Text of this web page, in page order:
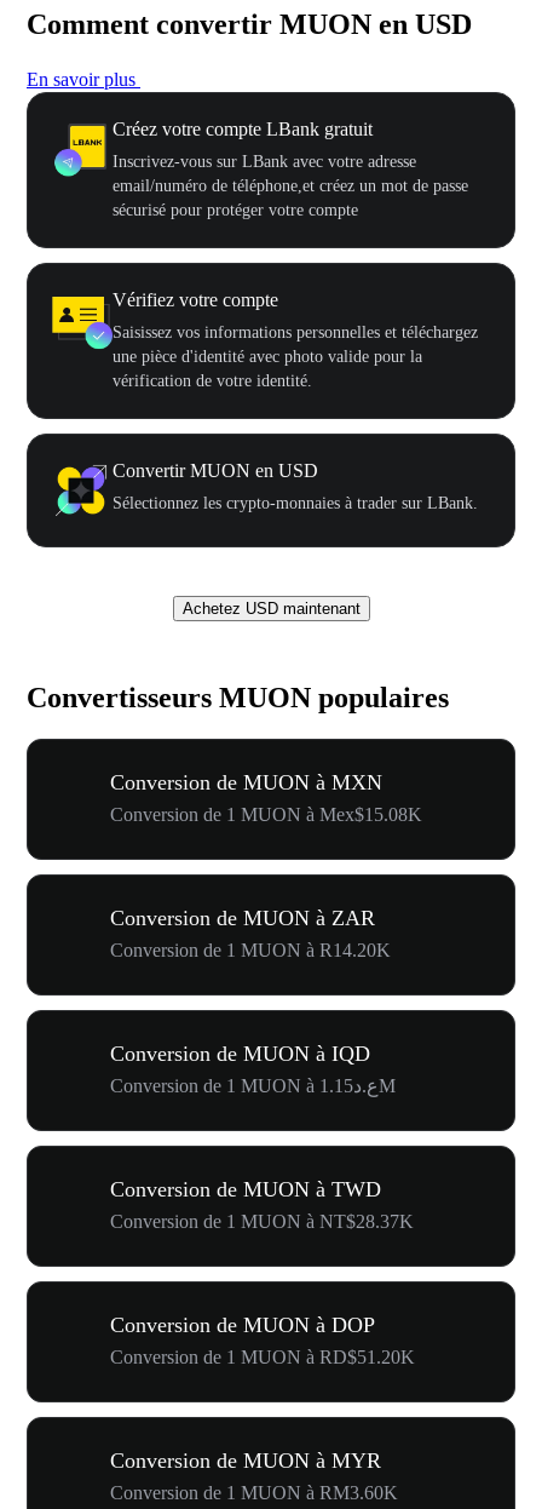
Comment convertir MUON en USD
En savoir plus
Créez votre compte LBank gratuit
Inscrivez-vous sur LBank avec votre adresse
email/numéro de téléphone,et créez un mot de passe
sécurisé pour protéger votre compte
Vérifiez votre compte
Saisissez vos informations personnelles et téléchargez
une pièce d'identité avec photo valide pour la
vérification de votre identité.
Convertir MUON en USD
Sélectionnez les crypto-monnaies à trader sur LBank.
Achetez USD maintenant
Convertisseurs MUON populaires
Conversion de MUON à MXN
Conversion de 1 MUON à Mex$15.08K
Conversion de MUON à ZAR
Conversion de 1 MUON à R14.20K
Conversion de MUON à IQD
Conversion de 1 MUON à ع.د1.15M
Conversion de MUON à TWD
Conversion de 1 MUON à NT$28.37K
Conversion de MUON à DOP
Conversion de 1 MUON à RD$51.20K
Conversion de MUON à MYR
Conversion de 1 MUON à RM3.60K